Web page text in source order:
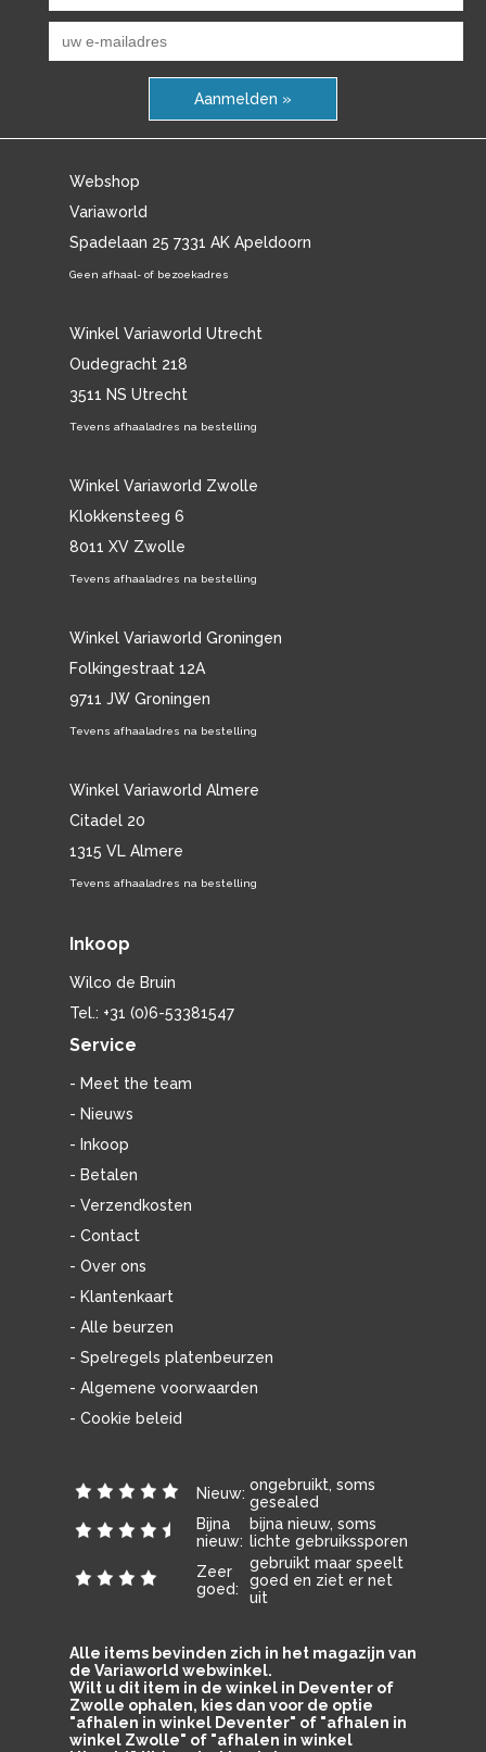
Aanmelden »
Webshop
Variaworld
Spadelaan 25 7331 AK Apeldoorn
Geen afhaal- of bezoekadres
Winkel Variaworld Utrecht
Oudegracht 218
3511 NS Utrecht
Tevens afhaaladres na bestelling
Winkel Variaworld Zwolle
Klokkensteeg 6
8011 XV Zwolle
Tevens afhaaladres na bestelling
Winkel Variaworld Groningen
Folkingestraat 12A
9711 JW Groningen
Tevens afhaaladres na bestelling
Winkel Variaworld Almere
Citadel 20
1315 VL Almere
Tevens afhaaladres na bestelling
Inkoop
Wilco de Bruin
Tel.: +31 (0)6-53381547
Service
- Meet the team
- Nieuws
- Inkoop
- Betalen
- Verzendkosten
- Contact
- Over ons
- Klantenkaart
- Alle beurzen
- Spelregels platenbeurzen
- Algemene voorwaarden
- Cookie beleid
Nieuw: ongebruikt, soms
gesealed
Bijna
nieuw:
bijna nieuw, soms
lichte gebruikssporen
Zeer
goed:
gebruikt maar speelt
goed en ziet er net
uit
Alle items bevinden zich in het magazijn van
de Variaworld webwinkel.
Wilt u dit item in de winkel in Deventer of
Zwolle ophalen, kies dan voor de optie
"afhalen in winkel Deventer" of "afhalen in
winkel Zwolle" of "afhalen in winkel